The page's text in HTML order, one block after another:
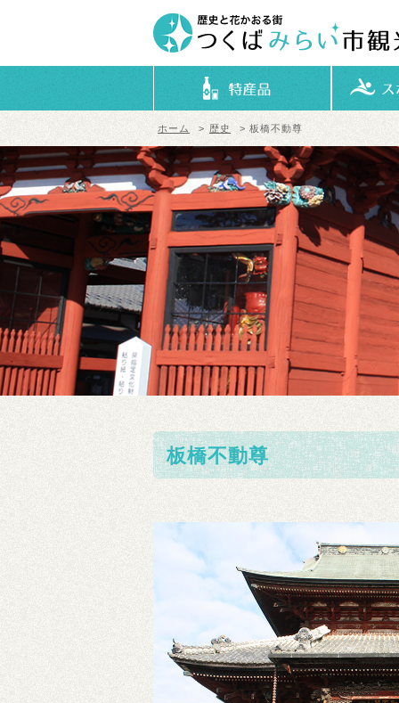
ホーム > 歴史 > 板橋不動尊
板橋不動尊